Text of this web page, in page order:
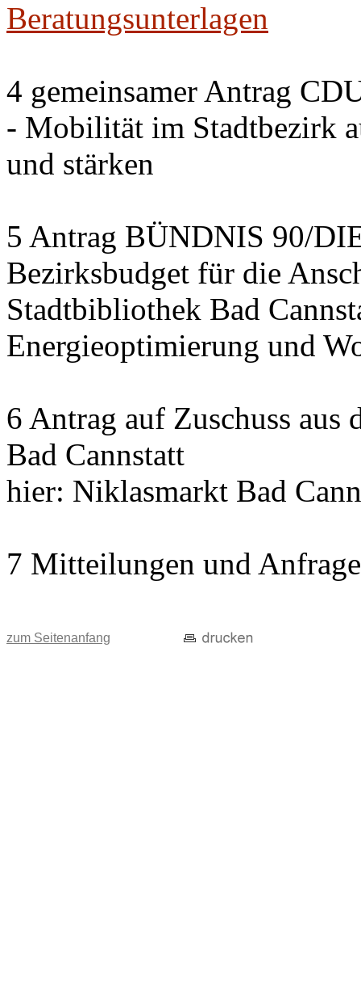
Beratungsunterlagen
4 gemeinsamer Antrag
- Mobilität im Stadtbezirk
und stärken
5 Antrag BÜNDNIS 90/
Bezirksbudget für die
Stadtbibliothek Bad
Energieoptimierung und
6 Antrag auf Zuschuss
Bad Cannstatt
hier: Niklasmarkt Bad
7 Mitteilungen und
zum Seitenanfang